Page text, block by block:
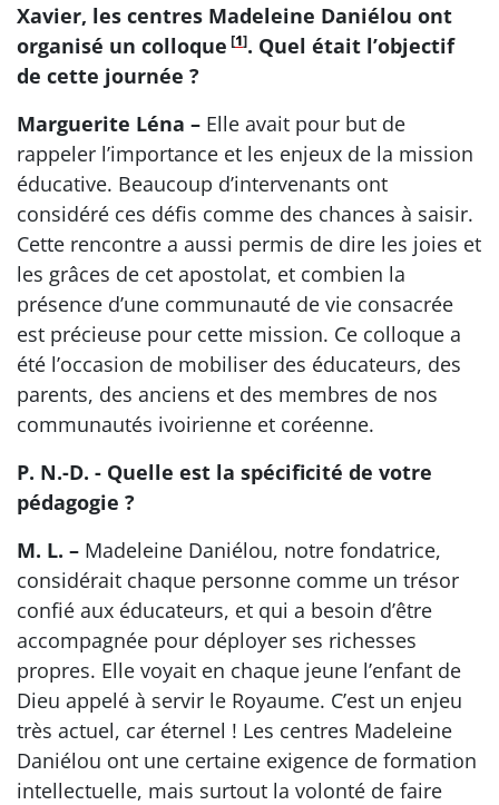
Xavier, les centres Madeleine Daniélou ont
organisé un colloque [1]. Quel était l’objectif
de cette journée ?
Marguerite Léna – Elle avait pour but de
rappeler l’importance et les enjeux de la mission
éducative. Beaucoup d’intervenants ont
considéré ces défis comme des chances à saisir.
Cette rencontre a aussi permis de dire les joies et
les grâces de cet apostolat, et combien la
présence d’une communauté de vie consacrée
est précieuse pour cette mission. Ce colloque a
été l’occasion de mobiliser des éducateurs, des
parents, des anciens et des membres de nos
communautés ivoirienne et coréenne.
P. N.-D. - Quelle est la spécificité de votre
pédagogie ?
M. L. – Madeleine Daniélou, notre fondatrice,
considérait chaque personne comme un trésor
confié aux éducateurs, et qui a besoin d’être
accompagnée pour déployer ses richesses
propres. Elle voyait en chaque jeune l’enfant de
Dieu appelé à servir le Royaume. C’est un enjeu
très actuel, car éternel ! Les centres Madeleine
Daniélou ont une certaine exigence de formation
intellectuelle, mais surtout la volonté de faire